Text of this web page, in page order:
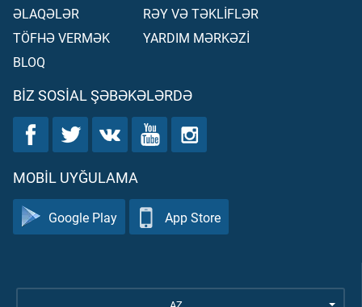
ƏLAQƏLƏR
TÖFHƏ VERMƏK
BLOQ
RƏY VƏ TƏKLİFLƏR
YARDIM MƏRKƏZİ
BIZ SOSIAL ŞƏBƏKƏLƏRDƏ
MOBIL UYĞULAMA
Google Play App Store